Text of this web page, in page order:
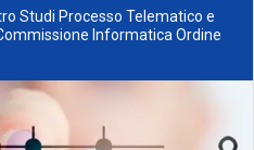
Studi Processo Telematico e
Informatica Ordine